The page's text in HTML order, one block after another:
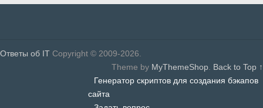
Ответы об IT Copyright © 2009-2026.
Theme by MyThemeShop. Back to Top ↑
Генератор скриптов для создания бэкапов
сайта